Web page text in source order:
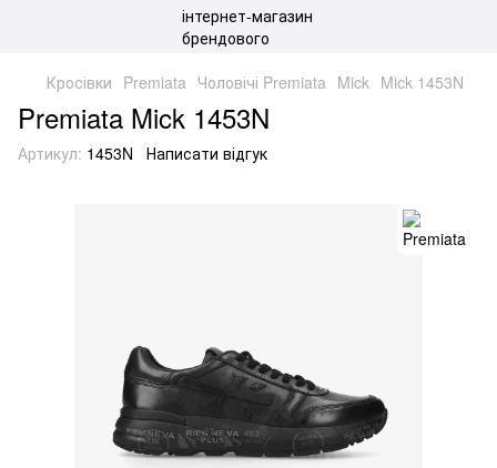
Кросівки Premiata Чоловічі Premiata Mick Mick 1453N
Premiata Mick 1453N
Артикул: 1453N Написати відгук